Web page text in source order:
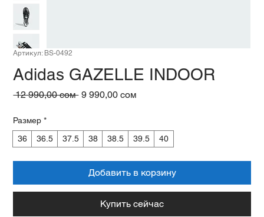
Артикул: BS-0492
Adidas GAZELLE INDOOR
12 990,00 сом Обычная
9 990,00 сом
Размер *
36
36.5 37.5 38 38.5 39.5 40
Добавить в корзину
Купить сейчас